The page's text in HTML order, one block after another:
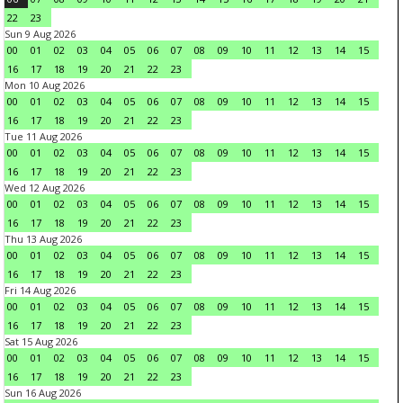
22
23
Sun 9 Aug 2026
00
01 02 03 04 05 06 07 08 09 10 11 12 13 14
15
16
17 18 19 20 21 22
23
Mon 10 Aug 2026
00
01 02 03 04 05 06 07 08 09 10 11 12 13 14
15
16
17 18 19 20 21 22
23
Tue 11 Aug 2026
00
01 02 03 04 05 06 07 08 09 10 11 12 13 14
15
16
17 18 19 20 21 22
23
Wed 12 Aug 2026
00
01 02 03 04 05 06 07 08 09 10 11 12 13 14
15
16
17 18 19 20 21 22
23
Thu 13 Aug 2026
00
01 02 03 04 05 06 07 08 09 10 11 12 13 14
15
16
17 18 19 20 21 22
23
Fri 14 Aug 2026
00
01 02 03 04 05 06 07 08 09 10 11 12 13 14
15
16
17 18 19 20 21 22
23
Sat 15 Aug 2026
00
01 02 03 04 05 06 07 08 09 10 11 12 13 14
15
16
17 18 19 20 21 22
23
Sun 16 Aug 2026